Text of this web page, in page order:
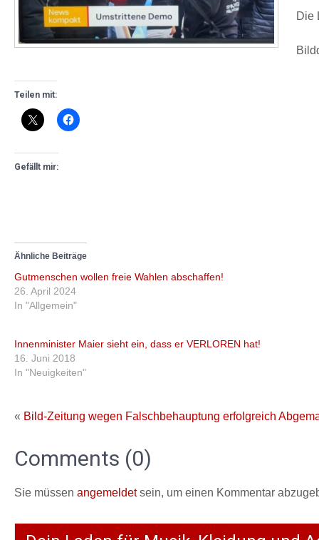
Die
Teilen mit:
Gefällt mir:
Ähnliche Beiträge
Gutmenschen wollen freie Wahlen abschaffen!
26. April 2024
In "Allgemein"
Innenminister Maier sieht ein, dass er VERLOREN hat!
16. Juni 2018
In "Neuigkeiten"
« Bild-Zeitung wegen Falschbehauptung erfolgreich
Comments (0)
Sie müssen angemeldetsein, um einen Kommentar